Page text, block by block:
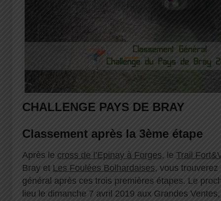
CHALLENGE PAYS DE BRAY
Classement après la 3ème étape
Après le cross de l’Epinay à Forges, le Trail
Bray et Les Foulées Bolhardaises, vous
général après ces trois premières étapes. Le
lieu le dimanche 7 avril 2019 aux Grandes